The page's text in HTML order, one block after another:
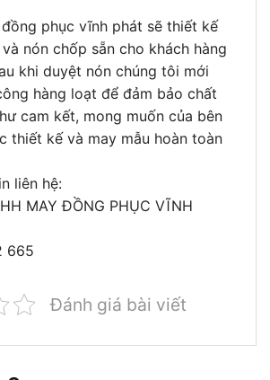
phục vĩnh phát sẽ thiết kế
nón chốp sẵn cho khách hàng
khi duyệt nón chúng tôi mới
hàng loạt để đảm bảo chất
cam kết, mong muốn của bên
thiết kế và may mẫu hoàn toàn
liên hệ:
MAY ĐỒNG PHỤC VĨNH
665
Đánh giá bài viết